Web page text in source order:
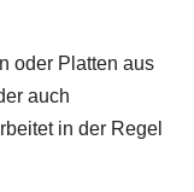
oder Platten aus
auch
in der Regel